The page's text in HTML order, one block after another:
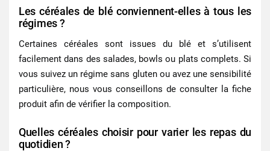
Les céréales de blé conviennent-elles à tous les
régimes ?
Certaines céréales sont issues du blé et s’utilisent
facilement dans des salades, bowls ou plats complets. Si
vous suivez un régime sans gluten ou avez une sensibilité
particulière, nous vous conseillons de consulter la fiche
produit afin de vérifier la composition.
Quelles céréales choisir pour varier les repas du
quotidien ?